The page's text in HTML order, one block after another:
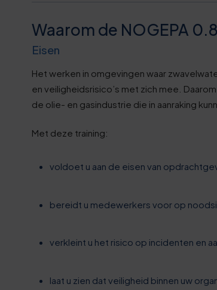
Waarom de NOGEPA
Eisen
Het werken in omgevingen waar
en veiligheidsrisico’s met zich mee.
de olie- en gasindustrie die in aanraking
Met deze training:
voldoet u aan de eisen van
bereidt u medewerkers voor op
verkleint u het risico op incidenten en
laat u zien dat veiligheid binnen uw
0
1
7
2
7
7
2
8
3